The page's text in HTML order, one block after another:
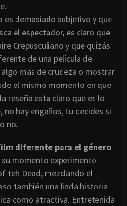
es demasiado subjetivo y que
el espectador, es claro que
Crepusculiano y que quizás
de una película de
más de crudeza o mostrar
el mismo momento en que
reseña esta claro que es lo
no hay engaños, tu decides si
no.
diferente para el género
su momento experimento
teh Dead, mezclando el
también una linda historia
como atractiva. Entretenida